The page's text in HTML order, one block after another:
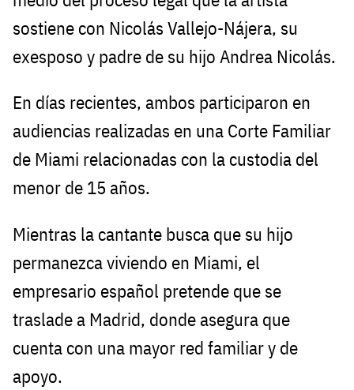
sostiene con Nicolás Vallejo-Nájera, su
exesposo y padre de su hijo Andrea Nicolás.
En días recientes, ambos participaron en
audiencias realizadas en una Corte Familiar
de Miami relacionadas con la custodia del
menor de 15 años.
Mientras la cantante busca que su hijo
permanezca viviendo en Miami, el
empresario español pretende que se
traslade a Madrid, donde asegura que
cuenta con una mayor red familiar y de
apoyo.